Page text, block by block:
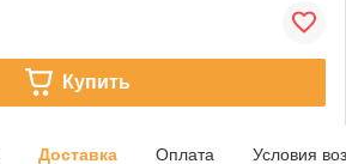
Купить
Доставка Оплата Условия